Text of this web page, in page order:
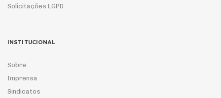
Solicitações LGPD
INSTITUCIONAL
Sobre
Imprensa
Sindicatos